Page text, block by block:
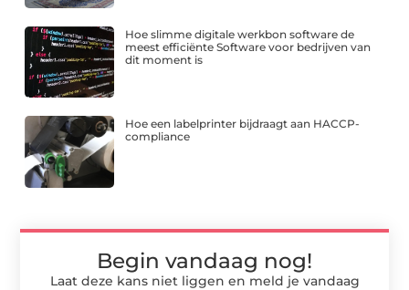
Hoe slimme digitale werkbon software de
meest efficiënte Software voor bedrijven van
dit moment is
Hoe een labelprinter bijdraagt aan HACCP-
compliance
Begin vandaag nog!
Laat deze kans niet liggen en meld je vandaag